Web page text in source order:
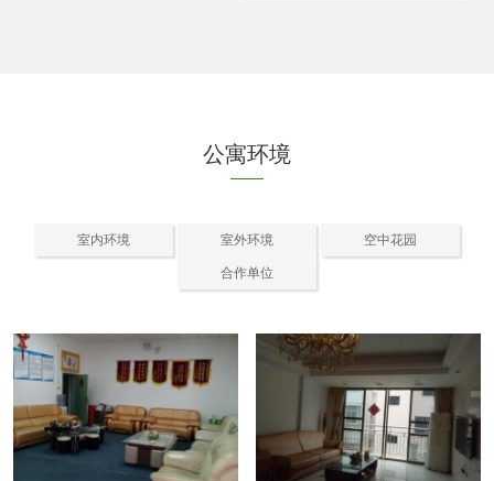
公寓环境
室内环境 室外环境 空中花园
合作单位